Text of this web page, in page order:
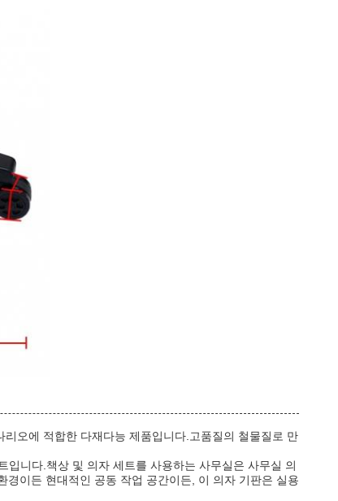
오에 적합한 다재다능 제품입니다.고품질의 철물질로 만
니다.책상 및 의자 세트를 사용하는 사무실은 사무실 의
이든 현대적인 공동 작업 공간이든, 이 의자 기판은 실용